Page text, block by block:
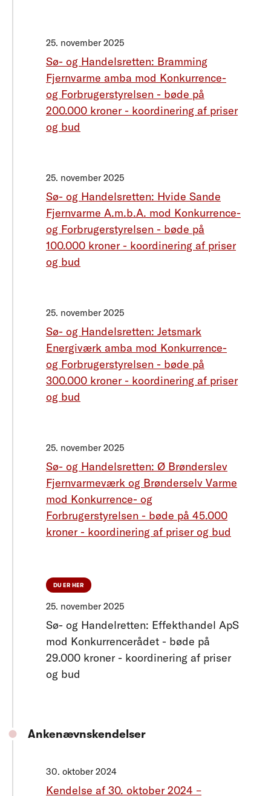
25. november 2025
Sø- og Handelsretten: Bramming
Fjernvarme amba mod Konkurrence-
og Forbrugerstyrelsen - bøde på
200.000 kroner - koordinering af priser
og bud
25. november 2025
Sø- og Handelsretten: Hvide Sande
Fjernvarme A.m.b.A. mod Konkurrence-
og Forbrugerstyrelsen - bøde på
100.000 kroner - koordinering af priser
og bud
25. november 2025
Sø- og Handelsretten: Jetsmark
Energiværk amba mod Konkurrence-
og Forbrugerstyrelsen - bøde på
300.000 kroner - koordinering af priser
og bud
25. november 2025
Sø- og Handelsretten: Ø Brønderslev
Fjernvarmeværk og Brønderselv Varme
mod Konkurrence- og
Forbrugerstyrelsen - bøde på 45.000
kroner - koordinering af priser og bud
DU ER HER
25. november 2025
Sø- og Handelretten: Effekthandel ApS
mod Konkurrencerådet - bøde på
29.000 kroner - koordinering af priser
og bud
Ankenævnskendelser
30. oktober 2024
Kendelse af 30. oktober 2024 –